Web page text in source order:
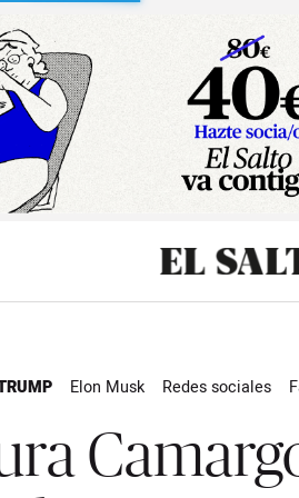
Elon Musk Redes sociales